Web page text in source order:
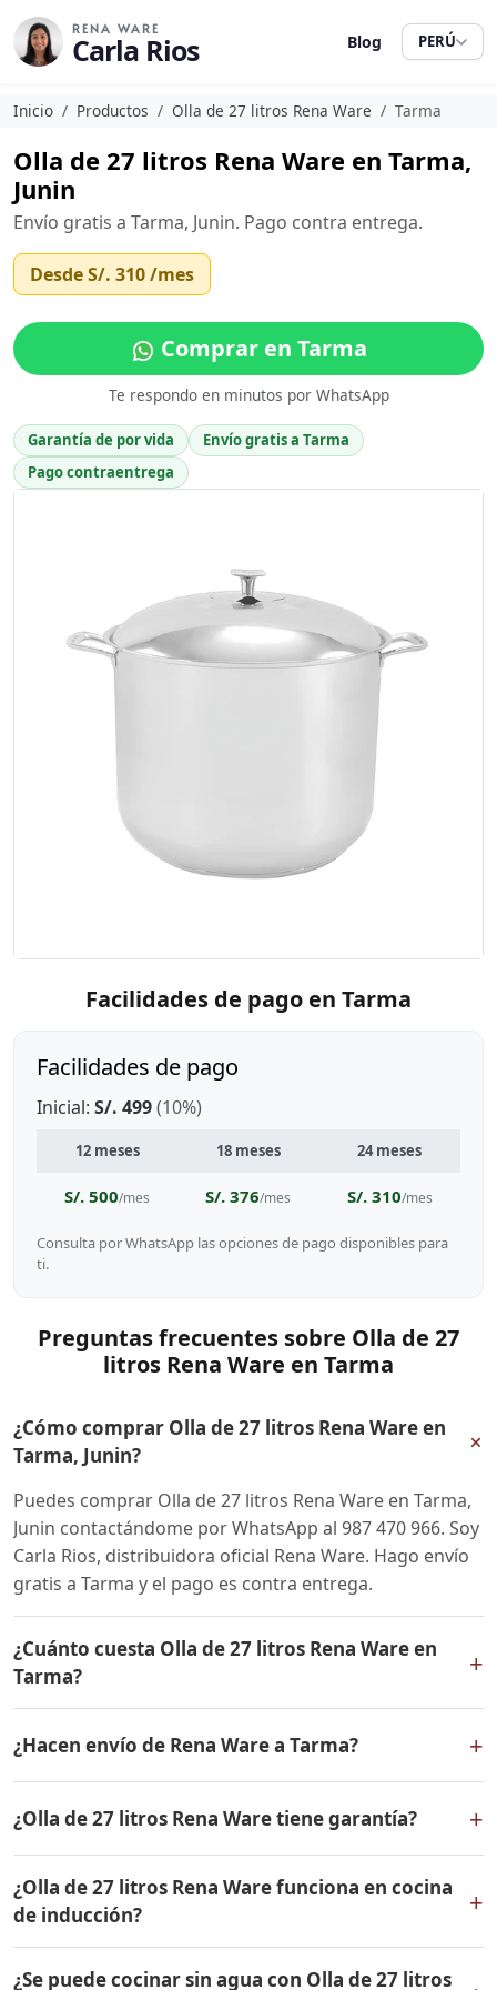
RENA WARE
Carla Rios Blog PERÚ
Inicio Productos Olla de 27 litros Rena Ware Tarma
Olla de 27 litros Rena Ware en Tarma,
Junin
Envío gratis a Tarma, Junin. Pago contra entrega.
DesdeS/. 310/mes
Comprar en Tarma
Te respondo en minutos por WhatsApp
Garantía de por vida
Envío gratis a Tarma
Pago contraentrega
Facilidades de pago en Tarma
Facilidades de pago
Inicial: S/. 499(10%)
12 meses 18 meses 24 meses
S/. 500/mes S/. 376/mes S/. 310/mes
Consulta por WhatsApp las opciones de pago disponibles para
ti.
Preguntas frecuentes sobre Olla de 27
litros Rena Ware en Tarma
¿Cómo comprar Olla de 27 litros Rena Ware en
Tarma, Junin?
+
Puedes comprar Olla de 27 litros Rena Ware en Tarma,
Junin contactándome por WhatsApp al 987 470 966. Soy
Carla Rios, distribuidora oficial Rena Ware. Hago envío
gratis a Tarma y el pago es contra entrega.
¿Cuánto cuesta Olla de 27 litros Rena Ware en
Tarma?
+
todo el Perú. Contáctame por WhatsApp para conocer
el precio actual, promociones disponibles y facilidades
de pago en cuotas desde el 10% de inicial.
¿Hacen envío de Rena Ware a Tarma? +
a Tarma, Junin y a todo el Perú. El pago es contra
entrega.
¿Olla de 27 litros Rena Ware tiene garantía? +
contra defectos de fabricación. Todos los productos
Rena Ware están fabricados en acero inoxidable
quirúrgico 18/10 de la más alta calidad.
¿Olla de 27 litros Rena Ware funciona en cocina
de inducción?
+
¿Se puede cocinar sin agua con Olla de 27 litros